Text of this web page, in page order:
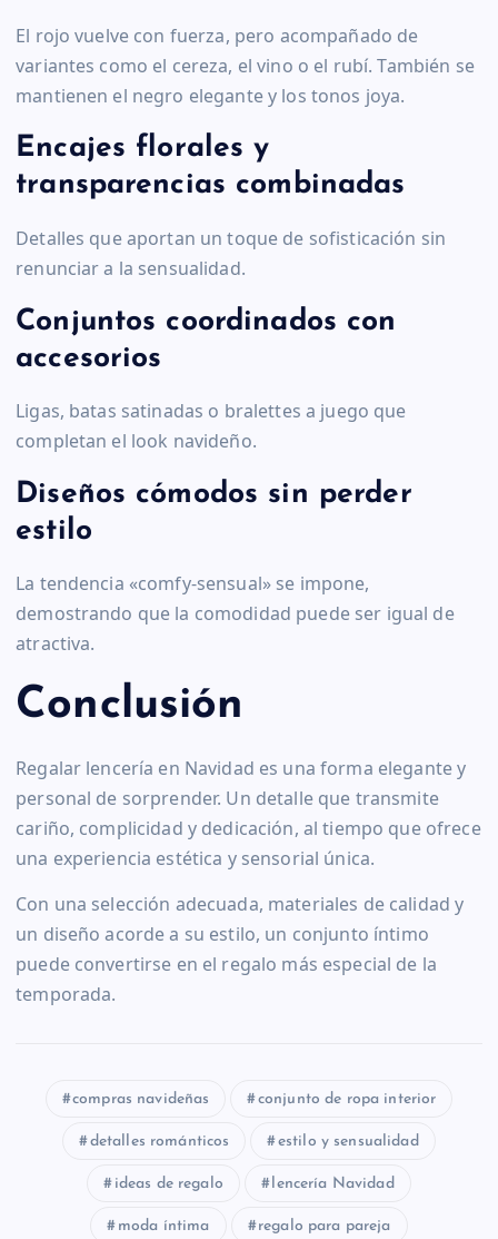
El rojo vuelve con fuerza, pero acompañado de
variantes como el cereza, el vino o el rubí. También se
mantienen el negro elegante y los tonos joya.
Encajes florales y
transparencias combinadas
Detalles que aportan un toque de sofisticación sin
renunciar a la sensualidad.
Conjuntos coordinados con
accesorios
Ligas, batas satinadas o bralettes a juego que
completan el look navideño.
Diseños cómodos sin perder
estilo
La tendencia «comfy-sensual» se impone,
demostrando que la comodidad puede ser igual de
atractiva.
Conclusión
Regalar lencería en Navidad es una forma elegante y
personal de sorprender. Un detalle que transmite
cariño, complicidad y dedicación, al tiempo que ofrece
una experiencia estética y sensorial única.
Con una selección adecuada, materiales de calidad y
un diseño acorde a su estilo, un conjunto íntimo
puede convertirse en el regalo más especial de la
temporada.
compras navideñas conjunto de ropa interior
detalles románticos estilo y sensualidad
ideas de regalo lencería Navidad
moda íntima regalo para pareja